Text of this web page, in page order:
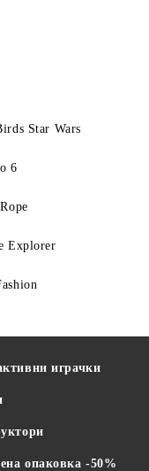
Star Wars
6
Explorer
играчки
опаковка -50%